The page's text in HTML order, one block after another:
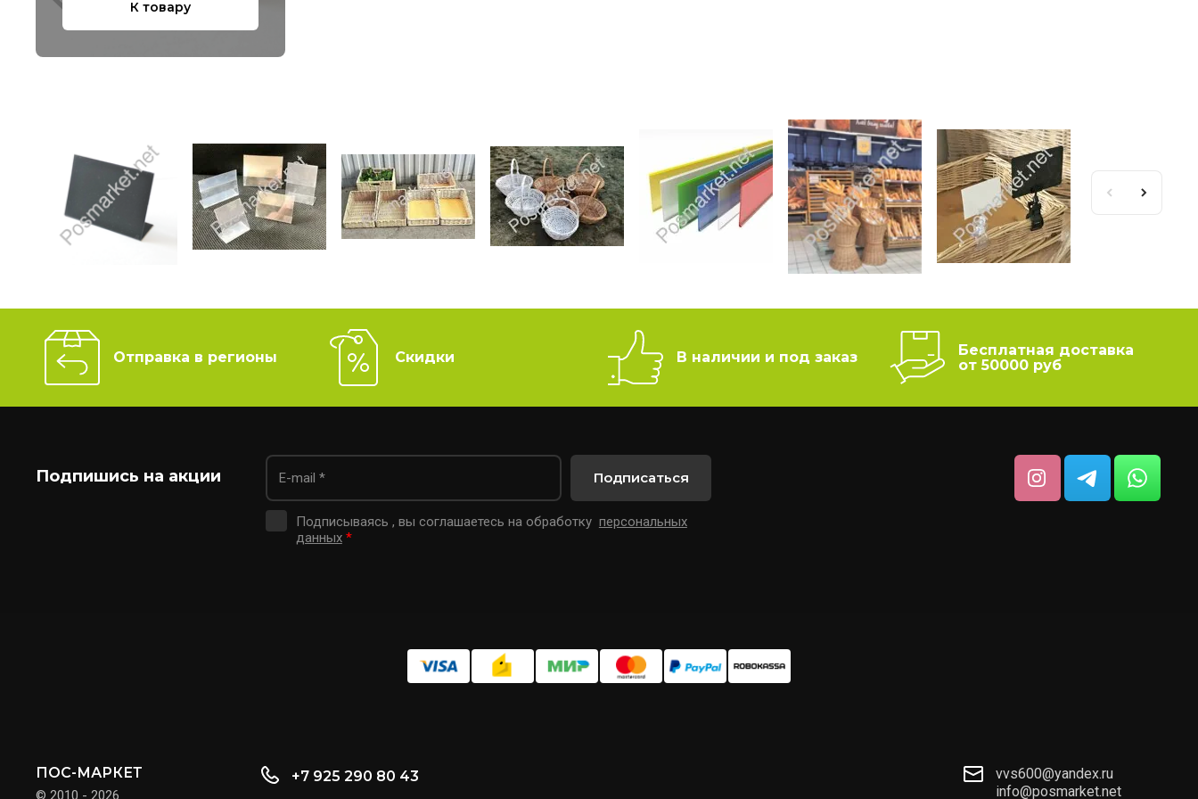
К товару
Отправка в регионы Скидки В наличии и под заказ
Бесплатная доставка
от 50000 руб
Подпишись на акции
Подписываясь , вы соглашаетесь на обработку персональных
данных *
Подписаться
ПОС-МАРКЕТ
© 2010 - 2026
+7 925 290 80 43
vvs600@yandex.ru
info@posmarket.net